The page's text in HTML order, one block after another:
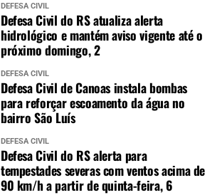
DEFESA CIVIL
Defesa Civil do RS atualiza alerta
hidrológico e mantém aviso vigente até o
próximo domingo, 2
DEFESA CIVIL
Defesa Civil de Canoas instala bombas
para reforçar escoamento da água no
bairro São Luís
DEFESA CIVIL
Defesa Civil do RS alerta para
tempestades severas com ventos acima de
90 km/h a partir de quinta-feira, 6